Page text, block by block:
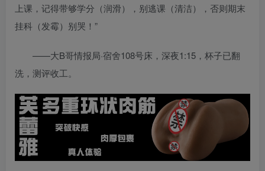
上课，记得带够学分（润滑），别逃课（清洁），否则期末
挂科（发霉）别哭！”
——大B哥情报局·宿舍108号床，深夜1:15，杯子已翻
洗，测评收工。